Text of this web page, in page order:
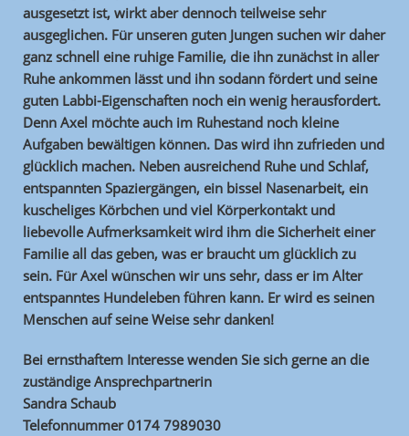
ausgesetzt ist, wirkt aber dennoch teilweise sehr
ausgeglichen. Für unseren guten Jungen suchen wir daher
ganz schnell eine ruhige Familie, die ihn zunächst in aller
Ruhe ankommen lässt und ihn sodann fördert und seine
guten Labbi-Eigenschaften noch ein wenig herausfordert.
Denn Axel möchte auch im Ruhestand noch kleine
Aufgaben bewältigen können. Das wird ihn zufrieden und
glücklich machen. Neben ausreichend Ruhe und Schlaf,
entspannten Spaziergängen, ein bissel Nasenarbeit, ein
kuscheliges Körbchen und viel Körperkontakt und
liebevolle Aufmerksamkeit wird ihm die Sicherheit einer
Familie all das geben, was er braucht um glücklich zu
sein. Für Axel wünschen wir uns sehr, dass er im Alter
entspanntes Hundeleben führen kann. Er wird es seinen
Menschen auf seine Weise sehr danken!
Bei ernsthaftem Interesse wenden Sie sich gerne an die
zuständige Ansprechpartnerin
Sandra Schaub
Telefonnummer 0174 7989030